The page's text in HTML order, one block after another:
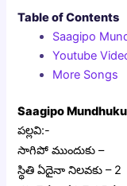
Table of Contents
Saagipo
Youtube
More Songs
Saagipo
పల్లవి:-
సాగిపో ముందుకు –
స్థితి ఏదైనా నిలవకు – 2